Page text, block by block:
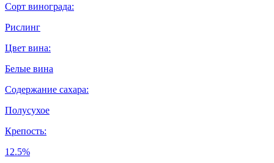
Сорт винограда:
Рислинг
Цвет вина:
Белые вина
Содержание сахара:
Полусухое
Крепость:
12.5%